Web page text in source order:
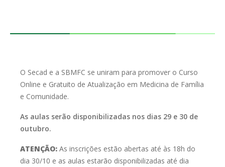
O Secad e a SBMFC se uniram para promover o Curso
Online e Gratuito de Atualização em Medicina de Família
e Comunidade.
As aulas serão disponibilizadas nos dias 29 e 30 de
outubro.
ATENÇÃO: As inscrições estão abertas até às 18h do
dia 30/10 e as aulas estarão disponibilizadas até dia